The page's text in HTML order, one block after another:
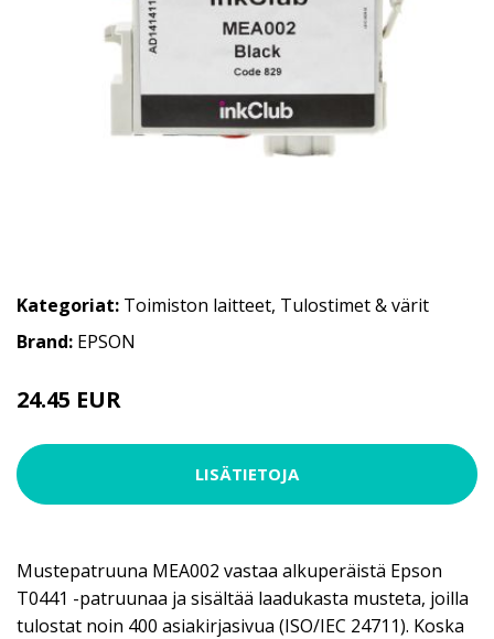
Kategoriat: Toimiston laitteet, Tulostimet & värit
Brand: EPSON
24.45 EUR
LISÄTIETOJA
Mustepatruuna MEA002 vastaa alkuperäistä Epson
T0441 -patruunaa ja sisältää laadukasta musteta, joilla
tulostat noin 400 asiakirjasivua (ISO/IEC 24711). Koska